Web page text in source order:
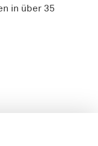
in über 35